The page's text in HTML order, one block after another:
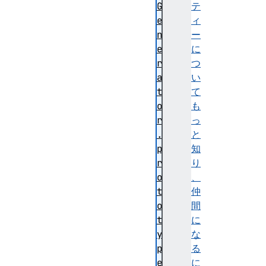
テ
ィ
ー
に
つ
い
て
も
っ
と
知
り
、
仲
間
に
な
る
に
G
e
n
e
r
a
t
o
r
.
p
r
o
t
o
t
y
p
e